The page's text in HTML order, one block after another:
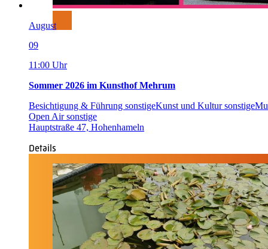
August
09
11:00 Uhr
Sommer 2026 im Kunsthof Mehrum
Besichtigung & Führung sonstigeKunst und Kultur sonstige
Open Air sonstige
Hauptstraße 47, Hohenhameln
Details